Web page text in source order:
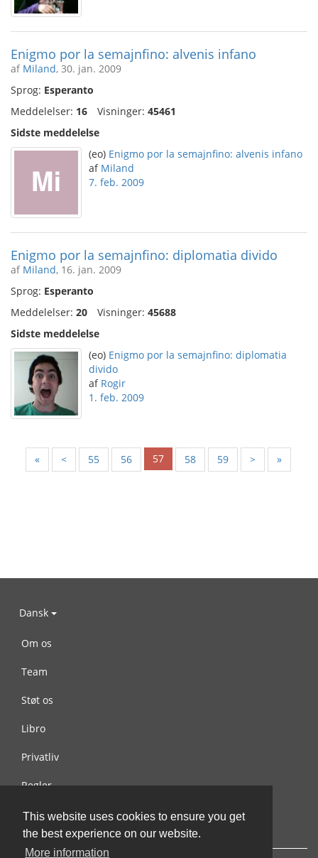
This website uses cookies to ensure you get
the best experience on our website.
More information
Enigmo por la semajnfino: alvenis infano
af Miland, 30. jan. 2009
Sprog: Esperanto
Meddelelser: 16 Visninger: 45461
Sidste meddelelse
(eo) Enigmo por la semajnfino: alvenis infano
af Miland
7. feb. 2009
Enigmo por la semajnfino: diplomatia divido
af Miland, 16. jan. 2009
Sprog: Esperanto
Meddelelser: 20 Visninger: 45688
Sidste meddelelse
(eo) Enigmo por la semajnfino: diplomatia
divido
af Rogir
1. feb. 2009
« < 55 56 57 58 59 > »
Dansk
Om os
Team
Støt os
Libro
Privatliv
Regler
Kontakt os